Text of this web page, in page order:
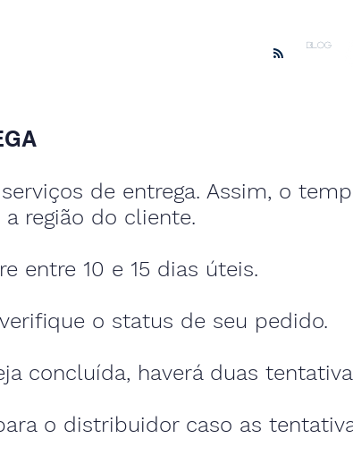
BLOG
de entrega. Assim, o
região do cliente.
entre 10 e 15 dias úteis.
o status de seu pedido.
concluída, haverá duas
o distribuidor caso as